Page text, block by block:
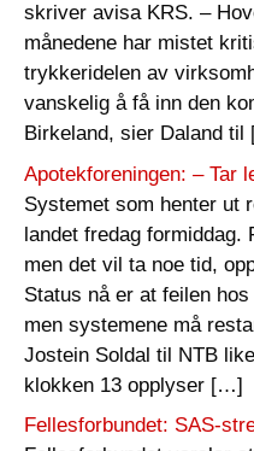
skriver avisa KRS. –
månedene har mistet
trykkeridelen av
vanskelig å få inn den
Birkeland, sier Daland
Apotekforeningen: – Tar
Systemet som henter ut
landet fredag
men det vil ta noe tid,
Status nå er at feilen
men systemene må
Jostein Soldal til NTB
klokken 13 opplyser […]
Fellesforbundet: SAS-